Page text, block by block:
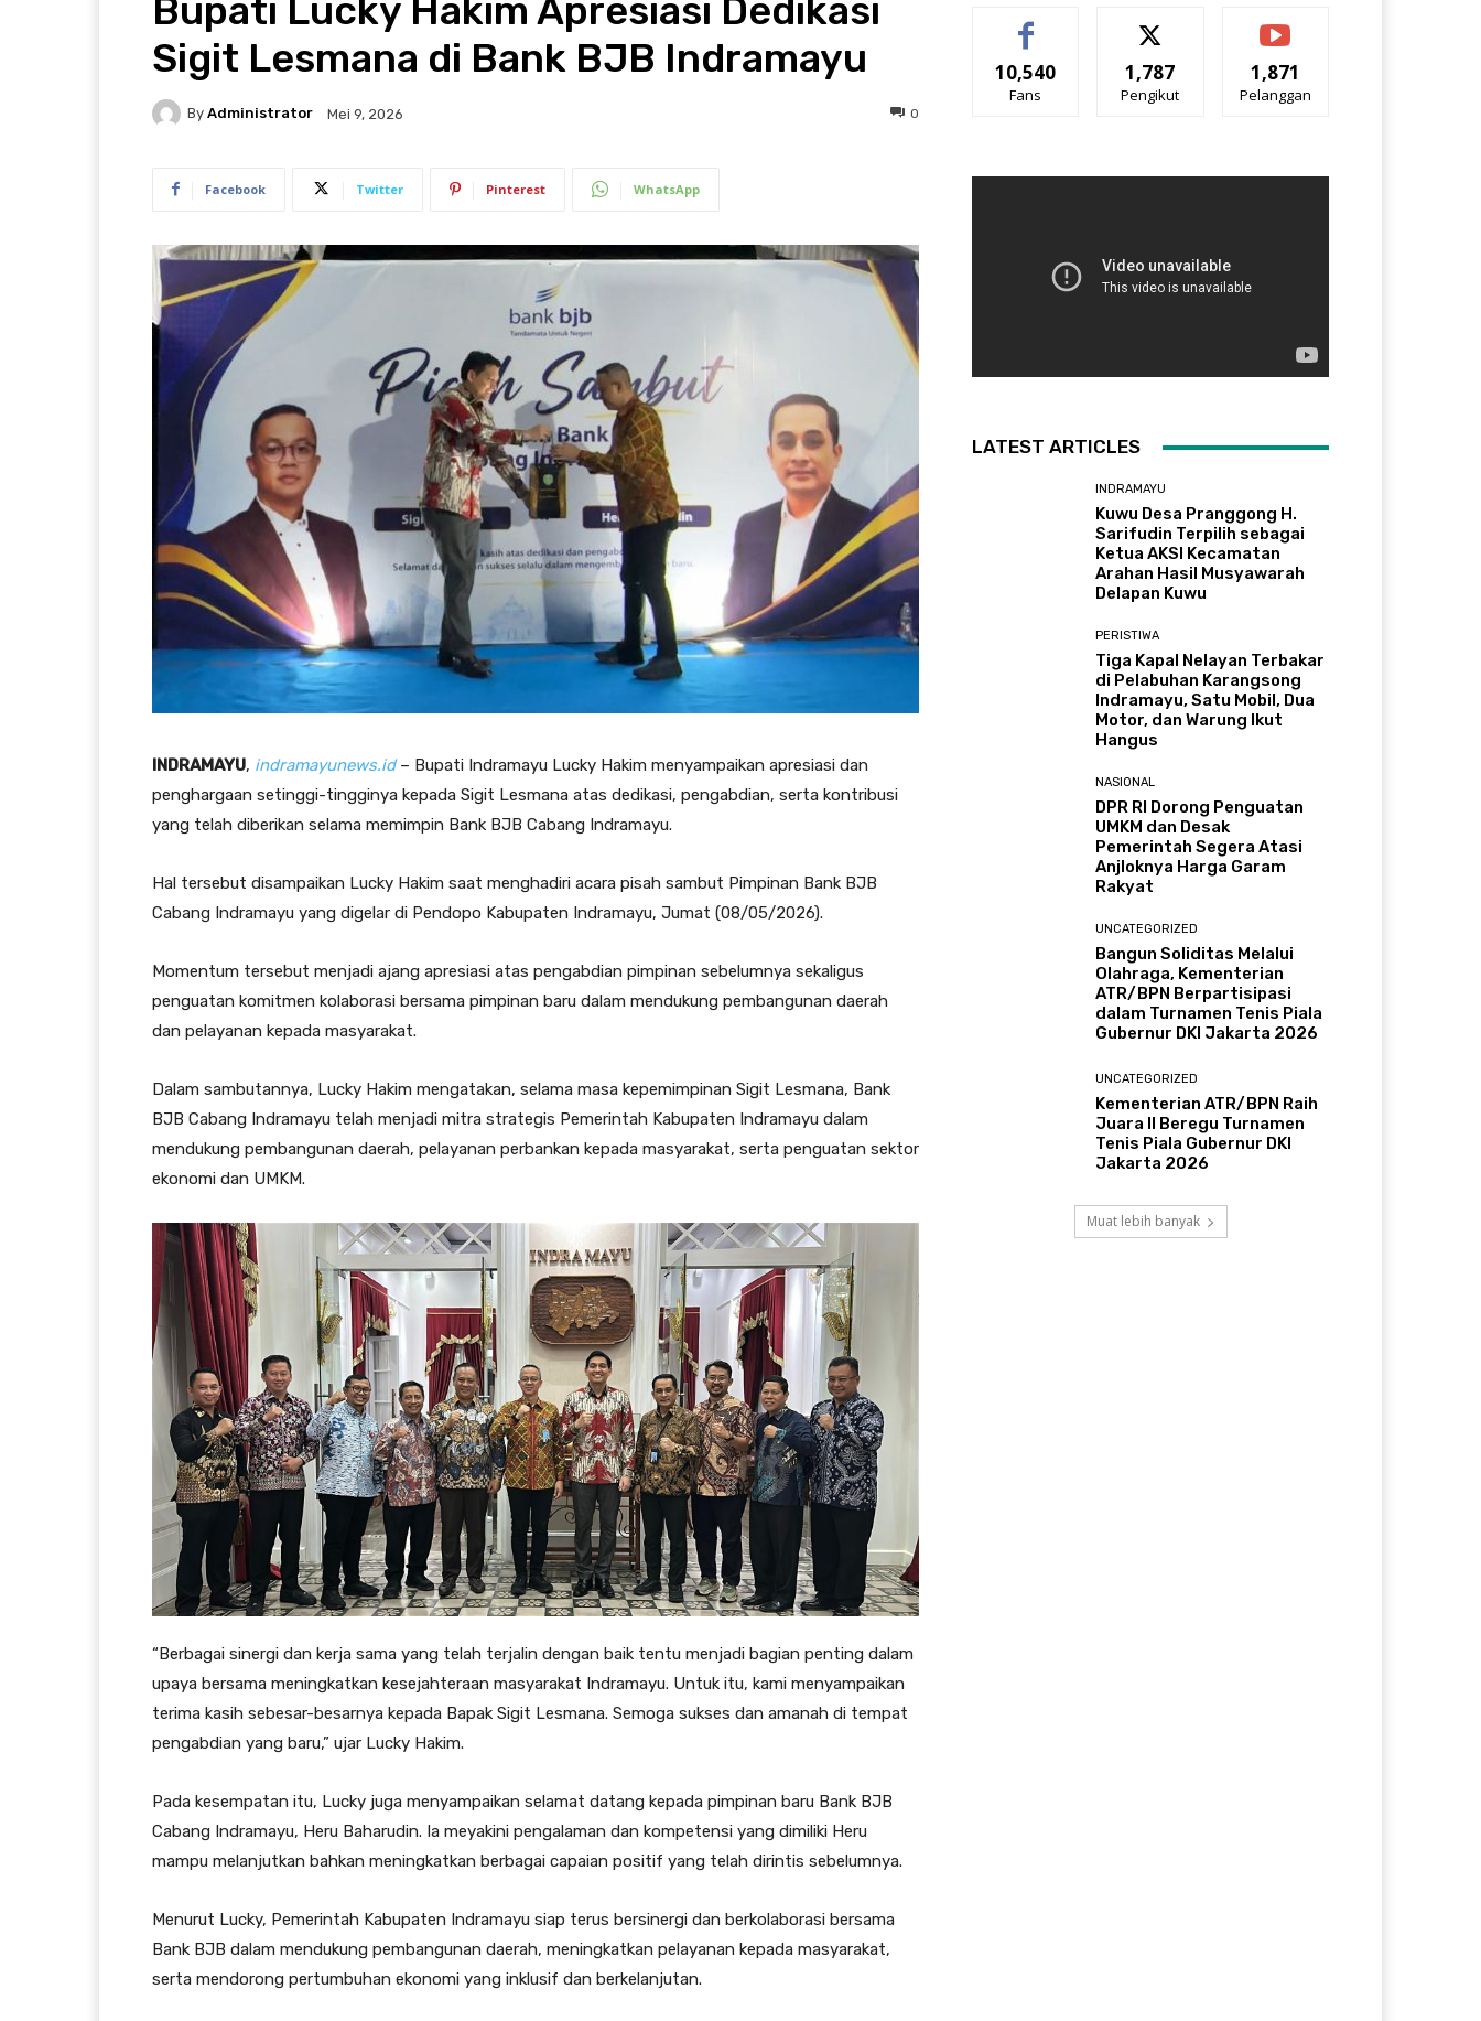
Bupati Lucky Hakim Apresiasi Dedikasi
Sigit Lesmana di Bank BJB Indramayu
By Administrator Mei 9, 2026 0
Facebook Twitter Pinterest WhatsApp
INDRAMAYU, indramayunews.id– Bupati Indramayu Lucky Hakim menyampaikan apresiasi dan
penghargaan setinggi-tingginya kepada Sigit Lesmana atas dedikasi, pengabdian, serta kontribusi
yang telah diberikan selama memimpin Bank BJB Cabang Indramayu.
Hal tersebut disampaikan Lucky Hakim saat menghadiri acara pisah sambut Pimpinan Bank BJB
Cabang Indramayu yang digelar di Pendopo Kabupaten Indramayu, Jumat (08/05/2026).
Momentum tersebut menjadi ajang apresiasi atas pengabdian pimpinan sebelumnya sekaligus
penguatan komitmen kolaborasi bersama pimpinan baru dalam mendukung pembangunan daerah
dan pelayanan kepada masyarakat.
Dalam sambutannya, Lucky Hakim mengatakan, selama masa kepemimpinan Sigit Lesmana, Bank
BJB Cabang Indramayu telah menjadi mitra strategis Pemerintah Kabupaten Indramayu dalam
mendukung pembangunan daerah, pelayanan perbankan kepada masyarakat, serta penguatan sektor
ekonomi dan UMKM.
“Berbagai sinergi dan kerja sama yang telah terjalin dengan baik tentu menjadi bagian penting dalam
upaya bersama meningkatkan kesejahteraan masyarakat Indramayu. Untuk itu, kami menyampaikan
terima kasih sebesar-besarnya kepada Bapak Sigit Lesmana. Semoga sukses dan amanah di tempat
pengabdian yang baru,” ujar Lucky Hakim.
Pada kesempatan itu, Lucky juga menyampaikan selamat datang kepada pimpinan baru Bank BJB
Cabang Indramayu, Heru Baharudin. Ia meyakini pengalaman dan kompetensi yang dimiliki Heru
mampu melanjutkan bahkan meningkatkan berbagai capaian positif yang telah dirintis sebelumnya.
Menurut Lucky, Pemerintah Kabupaten Indramayu siap terus bersinergi dan berkolaborasi bersama
Bank BJB dalam mendukung pembangunan daerah, meningkatkan pelayanan kepada masyarakat,
serta mendorong pertumbuhan ekonomi yang inklusif dan berkelanjutan.
10,540
Fans
1,787
Pengikut
1,871
Pelanggan
LATEST ARTICLES
INDRAMAYU
Kuwu Desa Pranggong H.
Sarifudin Terpilih sebagai
Ketua AKSI Kecamatan
Arahan Hasil Musyawarah
Delapan Kuwu
PERISTIWA
Tiga Kapal Nelayan Terbakar
di Pelabuhan Karangsong
Indramayu, Satu Mobil, Dua
Motor, dan Warung Ikut
Hangus
NASIONAL
DPR RI Dorong Penguatan
UMKM dan Desak
Pemerintah Segera Atasi
Anjloknya Harga Garam
Rakyat
UNCATEGORIZED
Bangun Soliditas Melalui
Olahraga, Kementerian
ATR/BPN Berpartisipasi
dalam Turnamen Tenis Piala
Gubernur DKI Jakarta 2026
UNCATEGORIZED
Kementerian ATR/BPN Raih
Juara II Beregu Turnamen
Tenis Piala Gubernur DKI
Jakarta 2026
Muat lebih banyak